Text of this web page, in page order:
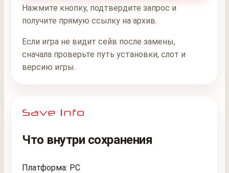
Нажмите кнопку, подтвердите запрос и
получите прямую ссылку на архив.
Если игра не видит сейв после замены,
сначала проверьте путь установки, слот и
версию игры.
Что внутри сохранения
Платформа: PC